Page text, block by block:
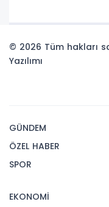
© 2026 Tüm hakları
Yazılımı
GÜNDEM
ÖZEL HABER
SPOR
EKONOMİ